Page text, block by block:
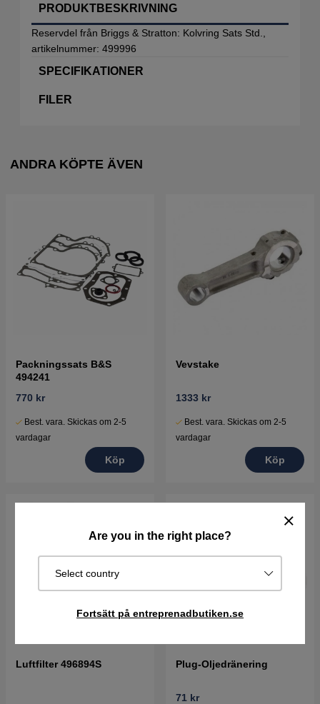
Are you in the right place?
Select country
Fortsätt på entreprenadbutiken.se
PRODUKTBESKRIVNING
Reservdel från Briggs & Stratton: Kolvring Sats Std.,
artikelnummer: 499996
SPECIFIKATIONER
FILER
ANDRA KÖPTE ÄVEN
Packningssats B&S
494241
770 kr
Best. vara. Skickas om 2-5
vardagar
Köp
Vevstake
1333 kr
Best. vara. Skickas om 2-5
vardagar
Köp
Luftfilter 496894S Plug-Oljedränering
71 kr